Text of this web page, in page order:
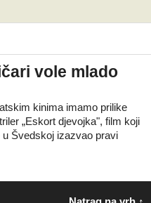
vole mlado
kinima imamo prilike
„Eskort djevojka", film koji
u Švedskoj izazvao pravi